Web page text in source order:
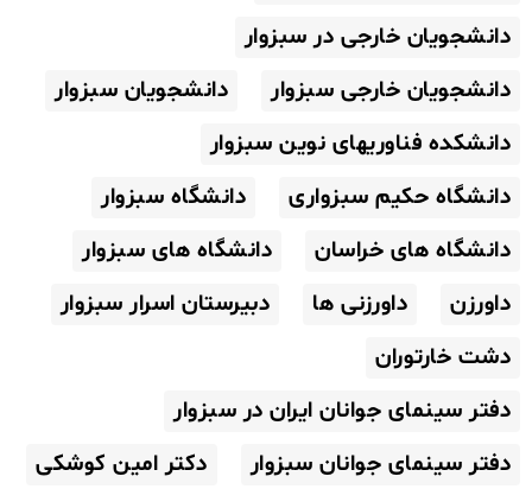
دانشجویان خارجی در سبزوار
دانشجویان خارجی سبزوار
دانشجویان سبزوار
دانشکده فناوریهای نوین سبزوار
دانشگاه حکیم سبزواری
دانشگاه سبزوار
دانشگاه های خراسان
دانشگاه های سبزوار
داورزن
داورزنی ها
دبیرستان اسرار سبزوار
دشت خارتوران
دفتر سینمای جوانان ایران در سبزوار
دفتر سینمای جوانان سبزوار
دکتر امین کوشکی